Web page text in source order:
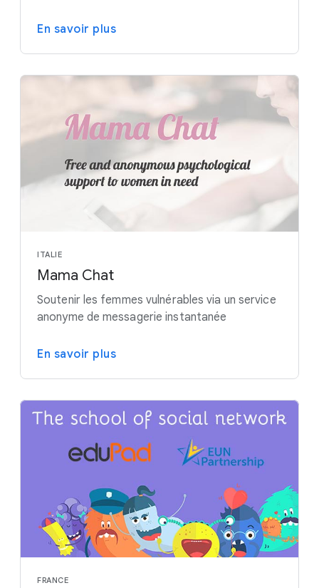
En savoir plus
ITALIE
Mama Chat
Soutenir les femmes vulnérables via un service
anonyme de messagerie instantanée
En savoir plus
FRANCE